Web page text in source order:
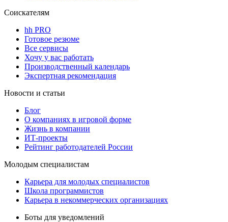
Соискателям
hh PRO
Готовое резюме
Все сервисы
Хочу у вас работать
Производственный календарь
Экспертная рекомендация
Новости и статьи
Блог
О компаниях в игровой форме
Жизнь в компании
ИТ-проекты
Рейтинг работодателей России
Молодым специалистам
Карьера для молодых специалистов
Школа программистов
Карьера в некоммерческих организациях
Боты для уведомлений